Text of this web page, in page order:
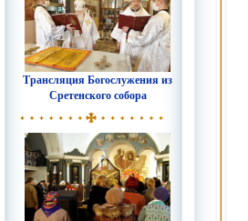
Трансляция Богослужения из
Сретенского собора